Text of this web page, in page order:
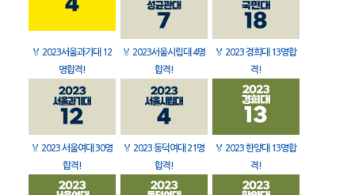
🏅 2023서울과기대 12
명합격!
🏅 2023서울시립대 4명
합격!
🏅 2023 경희대 13명합
격!
🏅 2023 서울여대 30명
합격!
🏅 2023 동덕여대 21명
합격!
🏅 2023 한양대 13명합
격!